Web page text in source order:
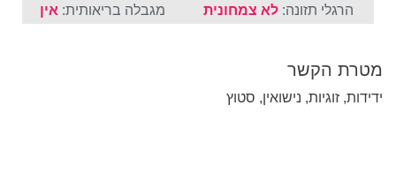
הרגלי תזונה: לא צמחונית מגבלה בריאותית: אין
מטרת הקשר
ידידות, זוגיות, נישואין, סטוץ